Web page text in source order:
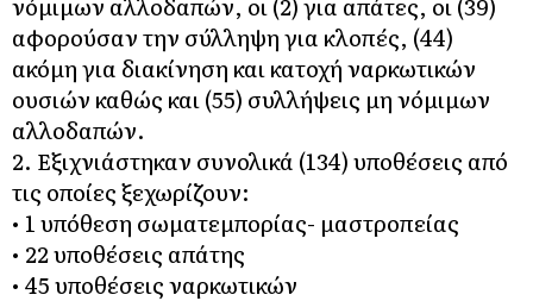
αφορούσαν την σύλληψη για κλοπές, (44)
ακόμη για διακίνηση και κατοχή ναρκωτικών
ουσιών καθώς και (55) συλλήψεις μη νόμιμων
αλλοδαπών.
2. Εξιχνιάστηκαν συνολικά (134) υποθέσεις από
τις οποίες ξεχωρίζουν:
• 1 υπόθεση σωματεμπορίας- μαστροπείας
• 22 υποθέσεις απάτης
• 45 υποθέσεις ναρκωτικών